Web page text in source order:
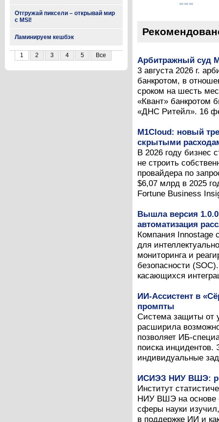
Отгружай пиксели – открывай мир
с MSI!
Ламинируем кешбэк
1 2 3 4 5 Все
Арбитражный суд
3 августа 2026 г.
банкротом, в
сроком на шесть
«Квант» банкротом
«ДНС Ритейл». 16
M1Cloud: новый
скрытыми
В 2026 году бизнес
не строить
провайдера по
$6,07 млрд в 2025
Fortune Business
Вышла версия
автоматизация
Компания Innostage
для
мониторинга и
безопасности
касающихся
ИИ-Ассистент в
промпты
Система защиты от
расширила
позволяет ИБ-
поиска инцидентов.
индивидуальные
ИСИЭЗ НИУ ВШЭ:
Институт
НИУ ВШЭ на основе
сферы науки
в поддержке ИИ и